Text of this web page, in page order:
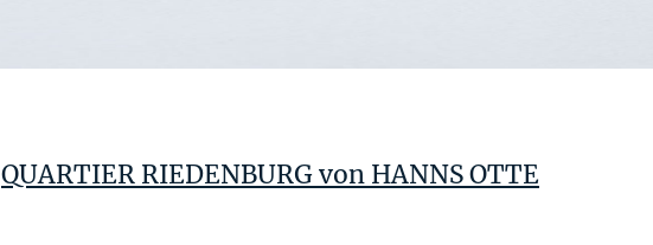
QUARTIER RIEDENBURG von HANNS OTTE